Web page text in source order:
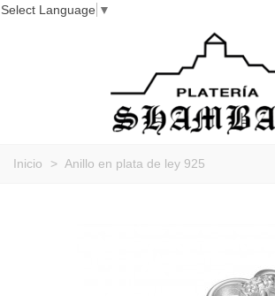
Select Language ▼
Inicio > Anillo en plata de ley 925